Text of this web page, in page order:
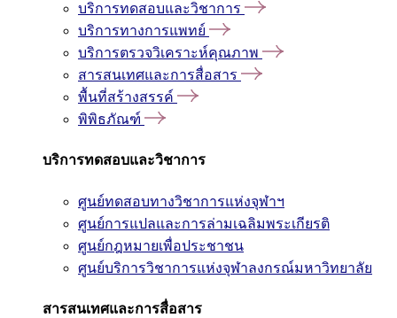
บริการทดสอบและวิชาการ
บริการทางการแพทย์
บริการตรวจวิเคราะห์คุณภาพ
สารสนเทศและการสื่อสาร
พื้นที่สร้างสรรค์
พิพิธภัณฑ์
บริการทดสอบและวิชาการ
ศูนย์ทดสอบทางวิชาการแห่งจุฬาฯ
ศูนย์การแปลและการล่ามเฉลิมพระเกียรติ
ศูนย์กฎหมายเพื่อประชาชน
ศูนย์บริการวิชาการแห่งจุฬาลงกรณ์มหาวิทยาลัย
สารสนเทศและการสื่อสาร